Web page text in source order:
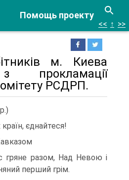
Помощь проекту
<< ↑ >>
м. Киева
прокламації
РСДРП.
країн, єднайтеся!
гряне разом, Над Невою і
перший грім.